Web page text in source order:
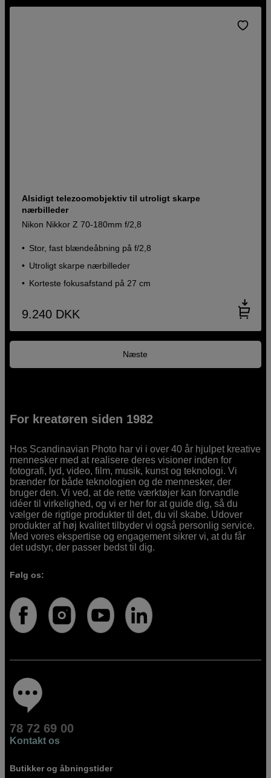
Alsidigt telezoomobjektiv til utroligt skarpe
nærbilleder
Nikon Nikkor Z 70-180mm f/2,8
Stor, fast blændeåbning på f/2,8
Utroligt skarpe nærbilleder
Korteste fokusafstand på 27 cm
9.240 DKK
Næste
For kreatøren siden 1982
Hos Scandinavian Photo har vi i over 40 år hjulpet kreative
mennesker med at realisere deres visioner inden for
fotografi, lyd, video, film, musik, kunst og teknologi. Vi
brænder for både teknologien og de mennesker, der
bruger den. Vi ved, at de rette værktøjer kan forvandle
idéer til virkelighed, og vi er her for at guide dig, så du
vælger de rigtige produkter til det, du vil skabe. Udover
produkter af høj kvalitet tilbyder vi også personlig service.
Med vores ekspertise og engagement sikrer vi, at du får
det udstyr, der passer bedst til dig.
Følg os:
78 72 69 00
Kontakt os
Butikker og åbningstider